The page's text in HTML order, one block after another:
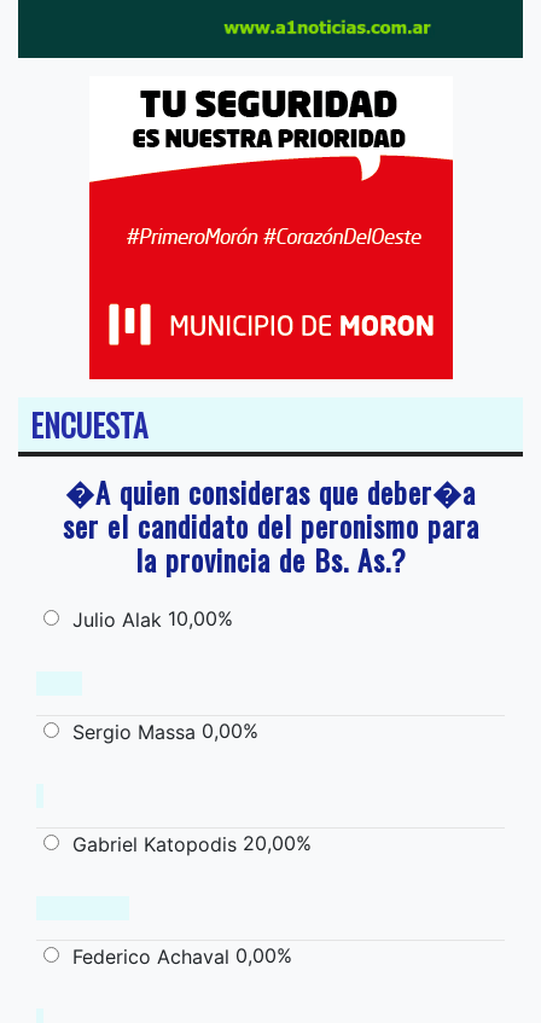
ENCUESTA
�A quien consideras que deber�a
ser el candidato del peronismo para
la provincia de Bs. As.?
Julio Alak 10,00%
Sergio Massa 0,00%
Gabriel Katopodis 20,00%
Federico Achaval 0,00%